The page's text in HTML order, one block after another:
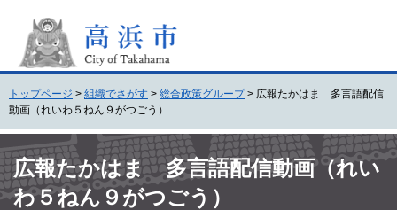
頭
。
飛
て
本
文
トップページ > 組織でさがす > 総合政策グループ > 広報たかはま 多言語配信
動画（れいわ５ねん９がつごう）
文 広報たかはま 多言語配信動画（れい
わ５ねん９がつごう）